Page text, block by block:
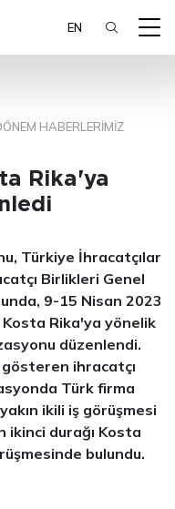
EN
HABERLERIMIZ
Rika'ya
Türkiye İhracatçılar
Birlikleri Genel
9-15 Nisan 2023
Rika'ya yönelik
düzenlendi.
ihracatçı
Türk firma
ikili iş görüşmesi
ikinci durağı Kosta
bulundu.